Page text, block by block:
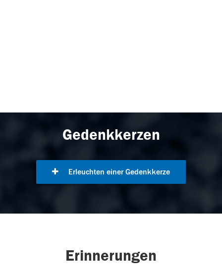
Gedenkkerzen
Erleuchten einer Gedenkkerze
Erinnerungen